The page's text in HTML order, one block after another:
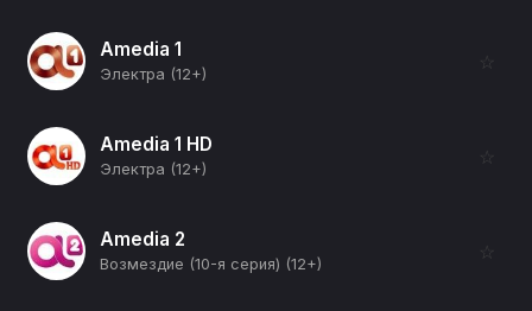
Amedia 1
Электра (12+)
☆
Amedia 1 HD
Электра (12+)
☆
Amedia 2
Возмездие (10-я серия) (12+)
☆